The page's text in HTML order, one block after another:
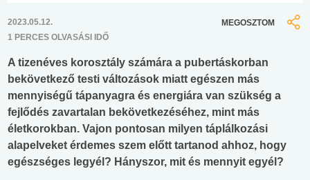
2023.05.12.
1 PERCES OLVASÁSI IDŐ
MEGOSZTOM
A tizenéves korosztály számára a pubertáskorban
bekövetkező testi változások miatt egészen más
mennyiségű tápanyagra és energiára van szükség a
fejlődés zavartalan bekövetkezéséhez, mint más
életkorokban. Vajon pontosan milyen táplálkozási
alapelveket érdemes szem előtt tartanod ahhoz, hogy
egészséges legyél? Hányszor, mit és mennyit egyél?